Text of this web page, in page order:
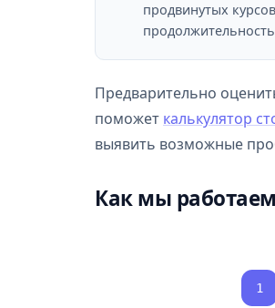
продвинутых
Предварительно
поможет калькулятор
выявить возможные
Как мы работаем
1